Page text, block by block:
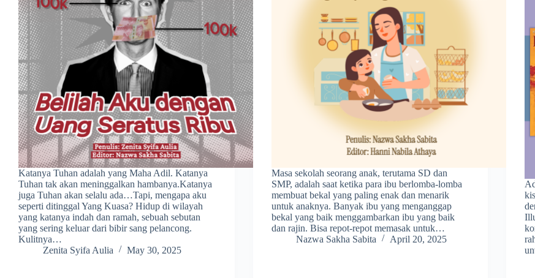
Katanya Tuhan adalah yang Maha Adil. Katanya
Tuhan tak akan meninggalkan hambanya.Katanya
juga Tuhan akan selalu ada…Tapi, mengapa aku
seperti ditinggal Yang Kuasa? Hidup di wilayah
yang katanya indah dan ramah, sebuah sebutan
yang sering keluar dari bibir sang pelancong.
Kulitnya…
Zenita Syifa Aulia
May 30, 2025
Masa sekolah seorang anak, terutama SD dan
SMP, adalah saat ketika para ibu berlomba-lomba
membuat bekal yang paling enak dan menarik
untuk anaknya. Banyak ibu yang menganggap
bekal yang baik menggambarkan ibu yang baik
dan rajin. Bisa repot-repot memasak untuk…
Nazwa Sakha Sabita
April 20, 2025